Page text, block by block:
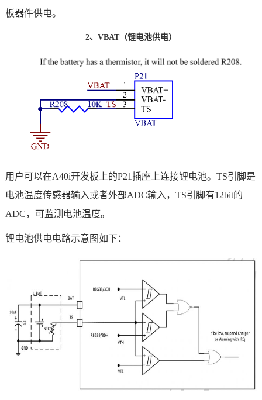
板器件供电。
2、VBAT（锂电池供电）
用户可以在A40i开发板 上的P21插座上连接锂电池。TS引脚是
电池温度传感器输入或者外部ADC输入，TS引脚有12bit的
ADC，可监测电池温度。
锂电池供电电路示意图如下：